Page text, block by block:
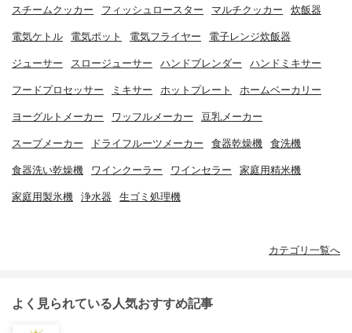
スチームクッカー フィッシュロースター マルチクッカー 炊飯器
電気ケトル 電気ポット 電気フライヤー 電子レンジ炊飯器
ジューサー スロージューサー ハンドブレンダー ハンドミキサー
フードプロセッサー ミキサー ホットプレート ホームベーカリー
ヨーグルトメーカー ワッフルメーカー 豆乳メーカー
スープメーカー ドライフルーツメーカー 食器乾燥機 食洗機
食器洗い乾燥機 ワインクーラー ワインセラー 家庭用精米機
家庭用製氷機 浄水器 生ゴミ処理機
カテゴリ一覧へ
よく見られている人気おすすめ記事